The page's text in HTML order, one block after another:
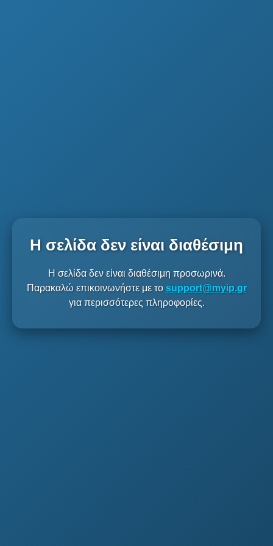
Η σελίδα δεν είναι διαθέσιμη
Η σελίδα δεν είναι διαθέσιμη προσωρινά.
Παρακαλώ επικοινωνήστε με το support@myip.gr
για περισσότερες πληροφορίες.